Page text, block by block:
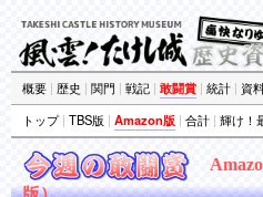
概要 | 歴史 | 関門 | 戦記 | 敢闘賞 | 統計 | 資
トップ| TBS版 | Amazon版 | 合計 | 輝け！